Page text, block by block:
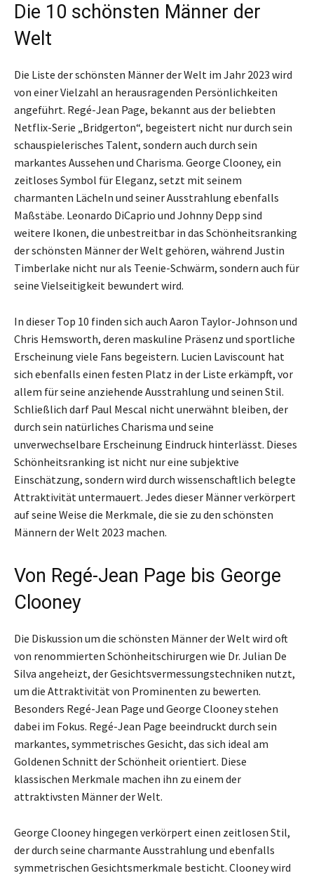
Die 10 schönsten Männer der
Welt
Die Liste der schönsten Männer der Welt im Jahr 2023 wird
von einer Vielzahl an herausragenden Persönlichkeiten
angeführt. Regé-Jean Page, bekannt aus der beliebten
Netflix-Serie „Bridgerton“, begeistert nicht nur durch sein
schauspielerisches Talent, sondern auch durch sein
markantes Aussehen und Charisma. George Clooney, ein
zeitloses Symbol für Eleganz, setzt mit seinem
charmanten Lächeln und seiner Ausstrahlung ebenfalls
Maßstäbe. Leonardo DiCaprio und Johnny Depp sind
weitere Ikonen, die unbestreitbar in das Schönheitsranking
der schönsten Männer der Welt gehören, während Justin
Timberlake nicht nur als Teenie-Schwärm, sondern auch für
seine Vielseitigkeit bewundert wird.
In dieser Top 10 finden sich auch Aaron Taylor-Johnson und
Chris Hemsworth, deren maskuline Präsenz und sportliche
Erscheinung viele Fans begeistern. Lucien Laviscount hat
sich ebenfalls einen festen Platz in der Liste erkämpft, vor
allem für seine anziehende Ausstrahlung und seinen Stil.
Schließlich darf Paul Mescal nicht unerwähnt bleiben, der
durch sein natürliches Charisma und seine
unverwechselbare Erscheinung Eindruck hinterlässt. Dieses
Schönheitsranking ist nicht nur eine subjektive
Einschätzung, sondern wird durch wissenschaftlich belegte
Attraktivität untermauert. Jedes dieser Männer verkörpert
auf seine Weise die Merkmale, die sie zu den schönsten
Männern der Welt 2023 machen.
Von Regé-Jean Page bis George
Clooney
Die Diskussion um die schönsten Männer der Welt wird oft
von renommierten Schönheitschirurgen wie Dr. Julian De
Silva angeheizt, der Gesichtsvermessungstechniken nutzt,
um die Attraktivität von Prominenten zu bewerten.
Besonders Regé-Jean Page und George Clooney stehen
dabei im Fokus. Regé-Jean Page beeindruckt durch sein
markantes, symmetrisches Gesicht, das sich ideal am
Goldenen Schnitt der Schönheit orientiert. Diese
klassischen Merkmale machen ihn zu einem der
attraktivsten Männer der Welt.
George Clooney hingegen verkörpert einen zeitlosen Stil,
der durch seine charmante Ausstrahlung und ebenfalls
symmetrischen Gesichtsmerkmale besticht. Clooney wird